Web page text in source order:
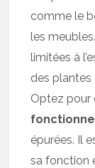
comme le
les
limitées à
des plantes
Optez pour
épurées. Il
sa fonction